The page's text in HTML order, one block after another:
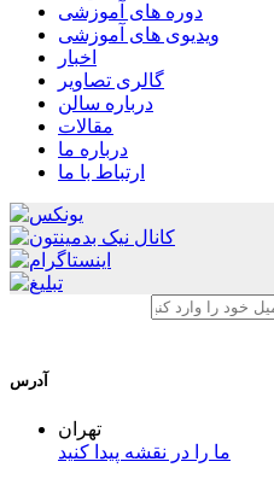
دوره های آموزشی
ویدیوی های آموزشی
اخبار
گالری تصاویر
درباره سالن
مقالات
درباره ما
ارتباط با ما
آدرس
تهران
ما را در نقشه پیدا کنید